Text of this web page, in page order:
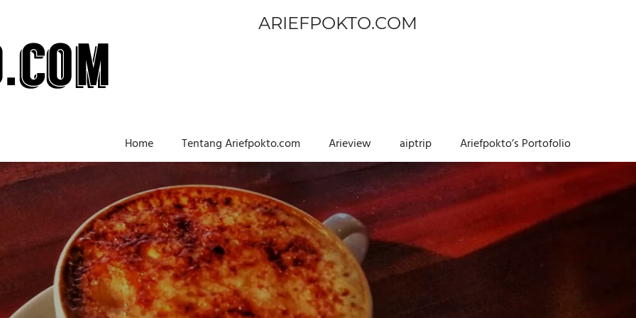
ARIEFPOKTO.COM
Home Tentang Ariefpokto.com Arieview aiptrip Ariefpokto’s Portofolio